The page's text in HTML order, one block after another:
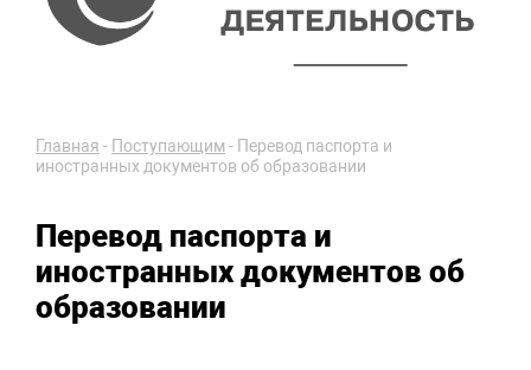
Главная - Поступающим - Перевод паспорта и
иностранных документов об образовании
Перевод паспорта и
иностранных документов об
образовании